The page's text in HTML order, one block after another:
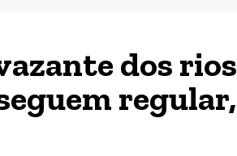
dos rios
regular,